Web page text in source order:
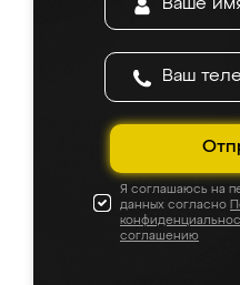
Я соглашаюсь на
данных согласно
соглашению